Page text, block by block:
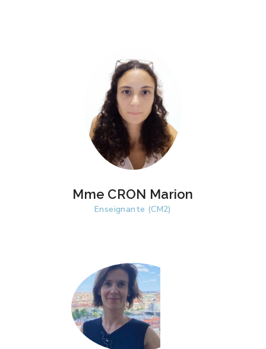
Mme CRON Marion
Enseignante (CM2)